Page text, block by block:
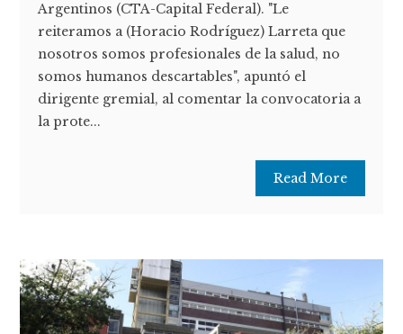
Argentinos (CTA-Capital Federal). "Le
reiteramos a (Horacio Rodríguez) Larreta que
nosotros somos profesionales de la salud, no
somos humanos descartables", apuntó el
dirigente gremial, al comentar la convocatoria a
la prote...
Read More